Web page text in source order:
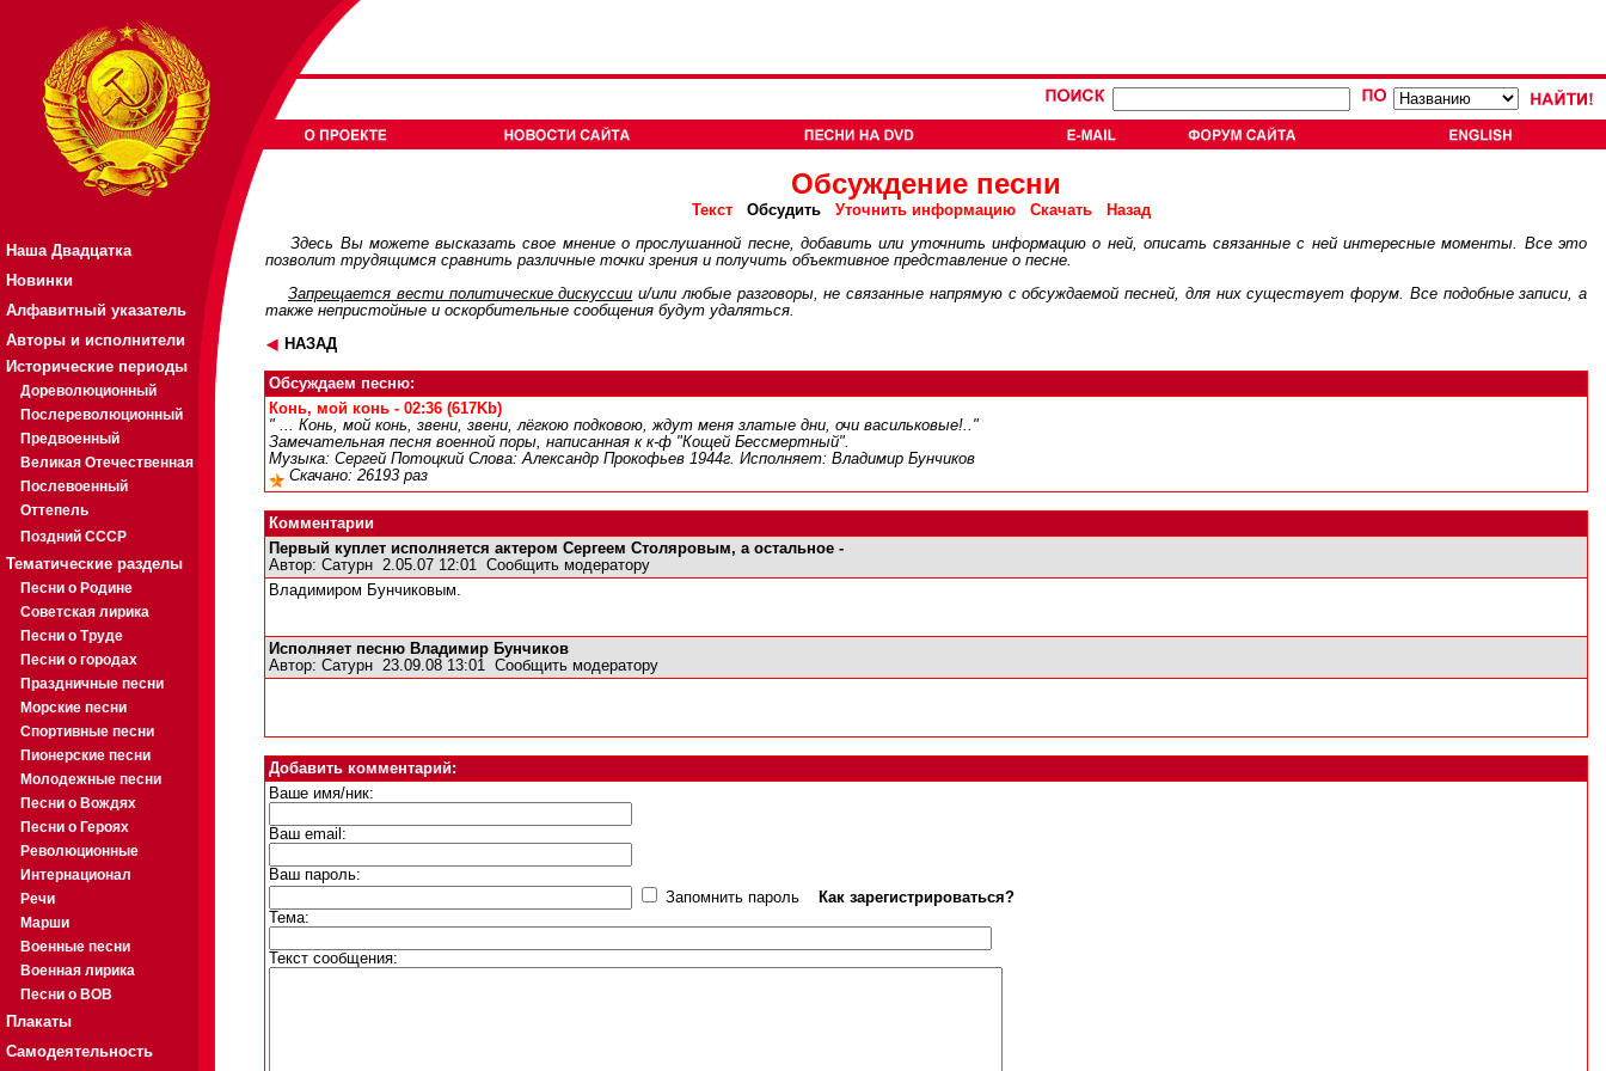
Наша Двадцатка
Новинки
Алфавитный указатель
Авторы и исполнители
Исторические периоды
Дореволюционный
Послереволюционный
Предвоенный
Великая Отечественная
Послевоенный
Оттепель
Поздний СССР
Тематические разделы
Песни о Родине
Советская лирика
Песни о Труде
Песни о городах
Праздничные песни
Морские песни
Спортивные песни
Пионерские песни
Молодежные песни
Песни о Вождях
Песни о Героях
Революционные
Интернационал
Речи
Марши
Военные песни
Военная лирика
Песни о ВОВ
Плакаты
Самодеятельность
Обсуждение песни
Текст Обсудить Уточнить информацию Скачать
Назад
Здесь Вы можете высказать свое мнение о прослушанной песне, добавить или уточнить информацию о ней, описать связанные с ней интересные моменты. Все это
позволит трудящимся сравнить различные точки зрения и получить объективное представление о песне.
Запрещается вести политические дискуcсии и/или любые разговоры, не связанные напрямую с обсуждаемой песней, для них существует форум. Все подобные записи, а
также непристойные и оскорбительные сообщения будут удаляться.
НАЗАД
Обсуждаем песню:
Конь, мой конь - 02:36 (617Kb)
" ... Конь, мой конь, звени, звени, лёгкою подковою, ждут меня златые дни, очи васильковые!.."
Замечательная песня военной поры, написанная к к-ф "Кощей Бессмертный".
Музыка: Сергей Потоцкий Слова: Александр Прокофьев 1944г. Исполняет: Владимир Бунчиков
Скачано: 26193 раз
Комментарии
Первый куплет исполняется актером Сергеем Столяровым, а остальное -
Автор: Сатурн 2.05.07 12:01 Сообщить модератору
Владимиром Бунчиковым.
Исполняет песню Владимир Бунчиков
Автор: Сатурн 23.09.08 13:01 Сообщить модератору
Добавить комментарий:
Ваше имя/ник:
Ваш email:
Ваш пароль:
Запомнить пароль
Как зарегистрироваться?
Тема:
Текст сообщения: